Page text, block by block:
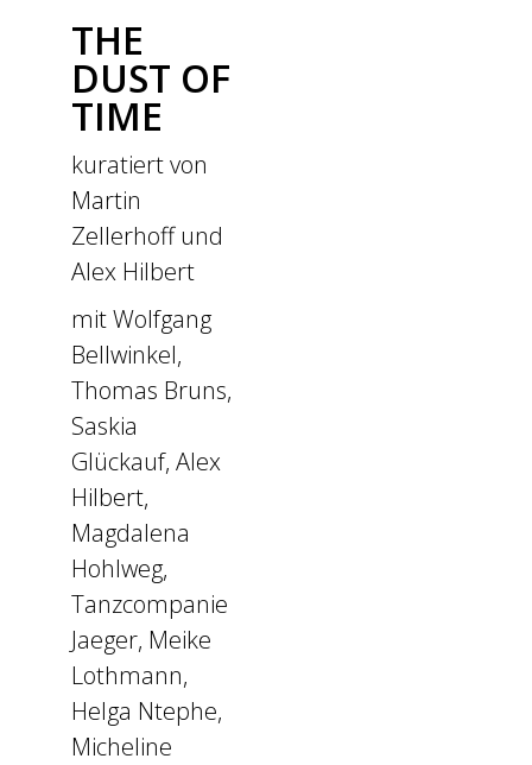
THE
DUST OF
TIME
kuratiert von
Martin
Zellerhoff und
Alex Hilbert
mit Wolfgang
Bellwinkel,
Thomas Bruns,
Saskia
Glückauf, Alex
Hilbert,
Magdalena
Hohlweg,
Tanzcompanie
Jaeger, Meike
Lothmann,
Helga Ntephe,
Micheline